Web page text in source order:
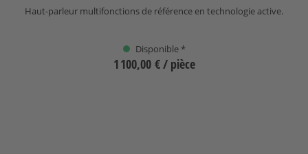
Haut-parleur multifonctions de référence en technologie active.
Disponible *
1 100,00 €/ pièce